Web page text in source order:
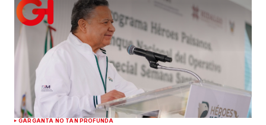
Tu correo electrónico*
Guardar mi nombre, correo electrónico y sitio
web en este navegador para la próxima vez que
haga un comentario.
Enviar comentario
GARGANTA NO TAN PROFUNDA